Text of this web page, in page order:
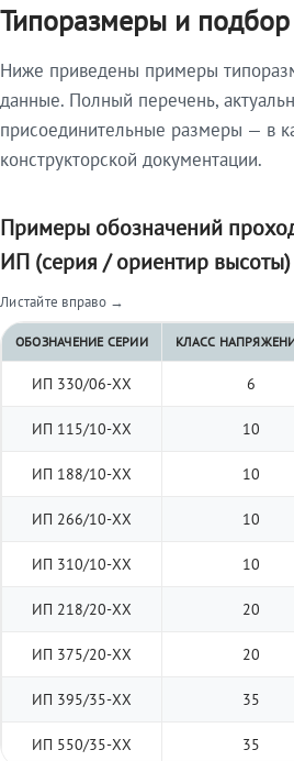
Типоразмеры и подбор
Ниже приведены примеры
данные. Полный перечень,
присоединительные размеры — в
конструкторской документации.
Примеры обозначений
ИП (серия / ориентир высоты)
Листайте вправо →
ОБОЗНАЧЕНИЕ СЕРИИ КЛАСС
ИП 330/06-ХХ 6
ИП 115/10-ХХ 10
ИП 188/10-ХХ 10
ИП 266/10-ХХ 10
ИП 310/10-ХХ 10
ИП 218/20-ХХ 20
ИП 375/20-ХХ 20
ИП 395/35-ХХ 35
ИП 550/35-ХХ 35